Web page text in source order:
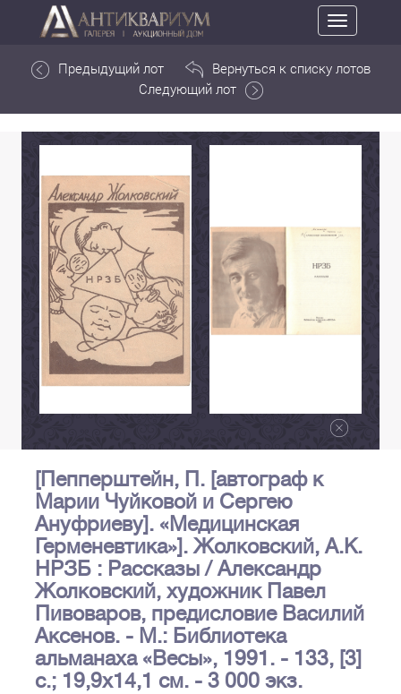
Toggle
navigation
Предыдущий лот
Вернуться к списку лотов
Следующий лот
[Пепперштейн, П. [автограф к
Марии Чуйковой и Сергею
Ануфриеву]. «Медицинская
Герменевтика»]. Жолковский, А.К.
НРЗБ : Рассказы / Александр
Жолковский, художник Павел
Пивоваров, предисловие Василий
Аксенов. - М.: Библиотека
альманаха «Весы», 1991. - 133, [3]
с.; 19,9х14,1 см. - 3 000 экз.